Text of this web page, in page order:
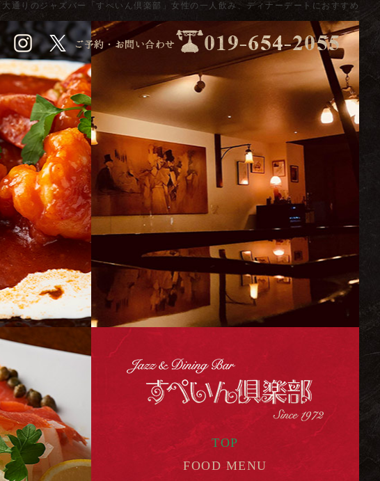
大通りのジャズバー「すぺいん倶楽部」女性の一人飲み、ディナーデートにおすすめ
TOP
FOOD MENU